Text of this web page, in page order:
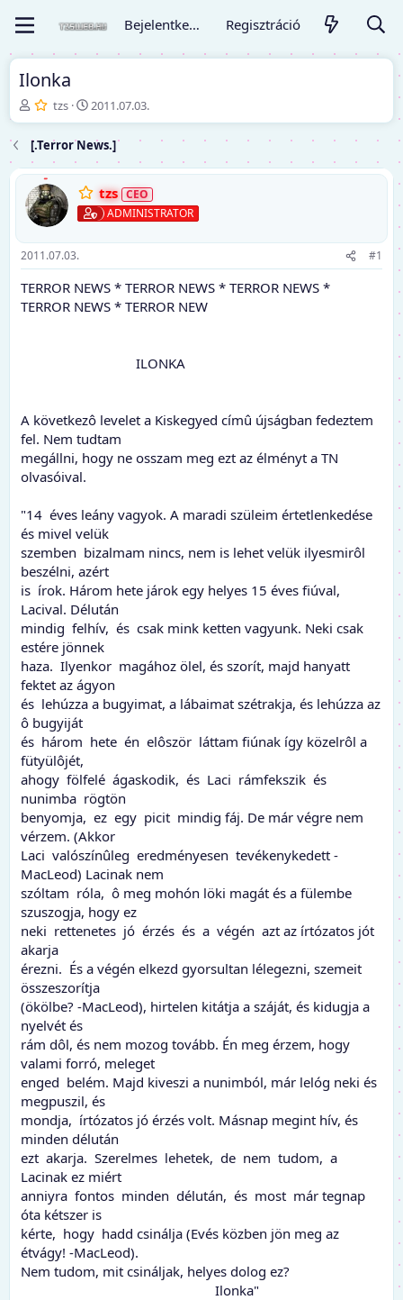
Bejelentkezés Regisztráció
Ilonka
T
é
m
a
i
n
d
í
ó
tzs
K
e
d
ő
á
t
2011.07.03.
[.Terror News.]
tzs
ADMINISTRATOR
2011.07.03. #1
TERROR NEWS * TERROR NEWS * TERROR NEWS *
TERROR NEWS * TERROR NEW
ILONKA
A következô levelet a Kiskegyed címû újságban fedeztem
fel. Nem tudtam
megállni, hogy ne osszam meg ezt az élményt a TN
olvasóival.
"14 éves leány vagyok. A maradi szüleim értetlenkedése
és mivel velük
szemben bizalmam nincs, nem is lehet velük ilyesmirôl
beszélni, azért
is írok. Három hete járok egy helyes 15 éves fiúval,
Lacival. Délután
mindig felhív, és csak mink ketten vagyunk. Neki csak
estére jönnek
haza. Ilyenkor magához ölel, és szorít, majd hanyatt
fektet az ágyon
és lehúzza a bugyimat, a lábaimat szétrakja, és lehúzza az
ô bugyiját
és három hete én elôször láttam fiúnak így közelrôl a
fütyülôjét,
ahogy fölfelé ágaskodik, és Laci rámfekszik és
nunimba rögtön
benyomja, ez egy picit mindig fáj. De már végre nem
vérzem. (Akkor
Laci valószínûleg eredményesen tevékenykedett -
MacLeod) Lacinak nem
szóltam róla, ô meg mohón löki magát és a fülembe
szuszogja, hogy ez
neki rettenetes jó érzés és a végén azt az írtózatos jót
akarja
érezni. És a végén elkezd gyorsultan lélegezni, szemeit
összeszorítja
(ökölbe? -MacLeod), hirtelen kitátja a száját, és kidugja a
nyelvét és
rám dôl, és nem mozog tovább. Én meg érzem, hogy
valami forró, meleget
enged belém. Majd kiveszi a nunimból, már lelóg neki és
megpuszil, és
mondja, írtózatos jó érzés volt. Másnap megint hív, és
minden délután
ezt akarja. Szerelmes lehetek, de nem tudom, a
Lacinak ez miért
anniyra fontos minden délután, és most már tegnap
óta kétszer is
kérte, hogy hadd csinálja (Evés közben jön meg az
étvágy! -MacLeod).
Nem tudom, mit csináljak, helyes dolog ez?
Ilonka"